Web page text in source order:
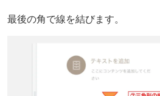
最後の角で線を結びます。